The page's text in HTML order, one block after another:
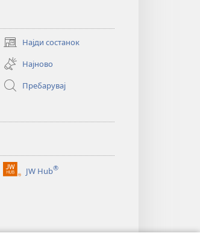
Најди состанок
(opens
new
window)
Најново
Пребарувај
JW Hub®
(opens